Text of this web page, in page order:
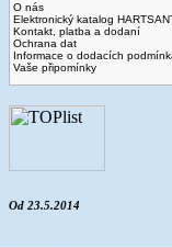
O nás
Elektronický katalog
Kontakt, platba a dodaní
Ochrana dat
Informace o dodacích
Vaše připomínky
Od 23.5.2014